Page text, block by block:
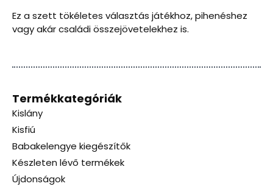
Ez a szett tökéletes választás játékhoz, pihenéshez
vagy akár családi összejövetelekhez is.
Termékkategóriák
Kislány
Kisfiú
Babakelengye kiegészítők
Készleten lévő termékek
Újdonságok